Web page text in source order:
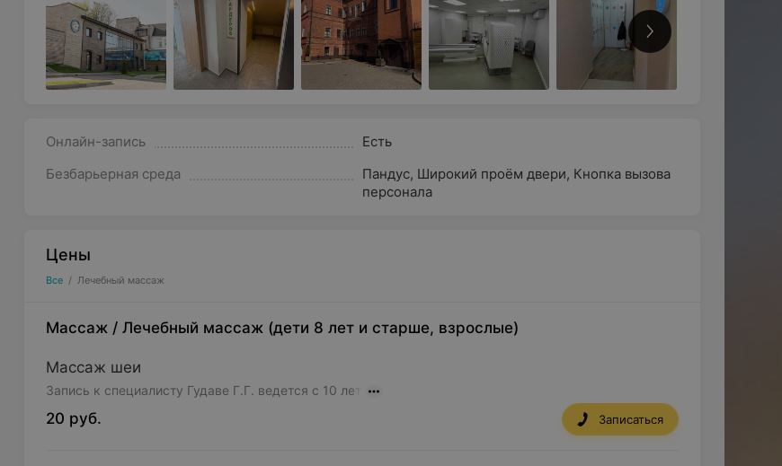
Онлайн-запись
Есть
Безбарьерная среда
Пандус, Широкий проём двери, Кнопка вызова
персонала
Цены
Все / Лечебный массаж
Массаж /Лечебный массаж (дети 8 лет и старше, взрослые)
Массаж шеи
Запись к специалисту Гудаве Г.Г. ведется с 10 лет
20 руб. Записаться